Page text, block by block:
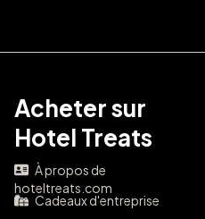
Acheter sur
Hotel Treats
À propos de
hoteltreats.com
Cadeaux d'entreprise